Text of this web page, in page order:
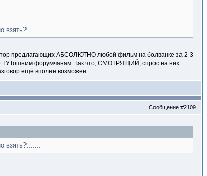
взять?.......
предлагающих АБСОЛЮТНО любой фильм на болванке за 2-3
ТУТошним форумчанам. Так что, СМОТРЯЩИЙ, спрос на них
ещё вполне возможен.
Сообщение #2109
взять?.......